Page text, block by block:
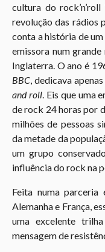
cultura do
revolução das rádios
conta a história de
emissora num
Inglaterra. O ano é
BBC, dedicava
and roll. Eis que uma
de rock 24 horas por
milhões de pessoas
da metade da
um grupo
influência do rock na
Feita numa parceria
Alemanha e França,
uma excelente
mensagem de